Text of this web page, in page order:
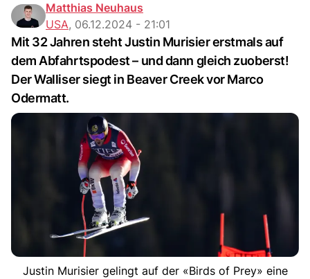
Matthias Neuhaus
USA, 06.12.2024 - 21:01
Mit 32 Jahren steht Justin Murisier erstmals auf
dem Abfahrtspodest – und dann gleich zuoberst!
Der Walliser siegt in Beaver Creek vor Marco
Odermatt.
Justin Murisier gelingt auf der «Birds of Prey» eine